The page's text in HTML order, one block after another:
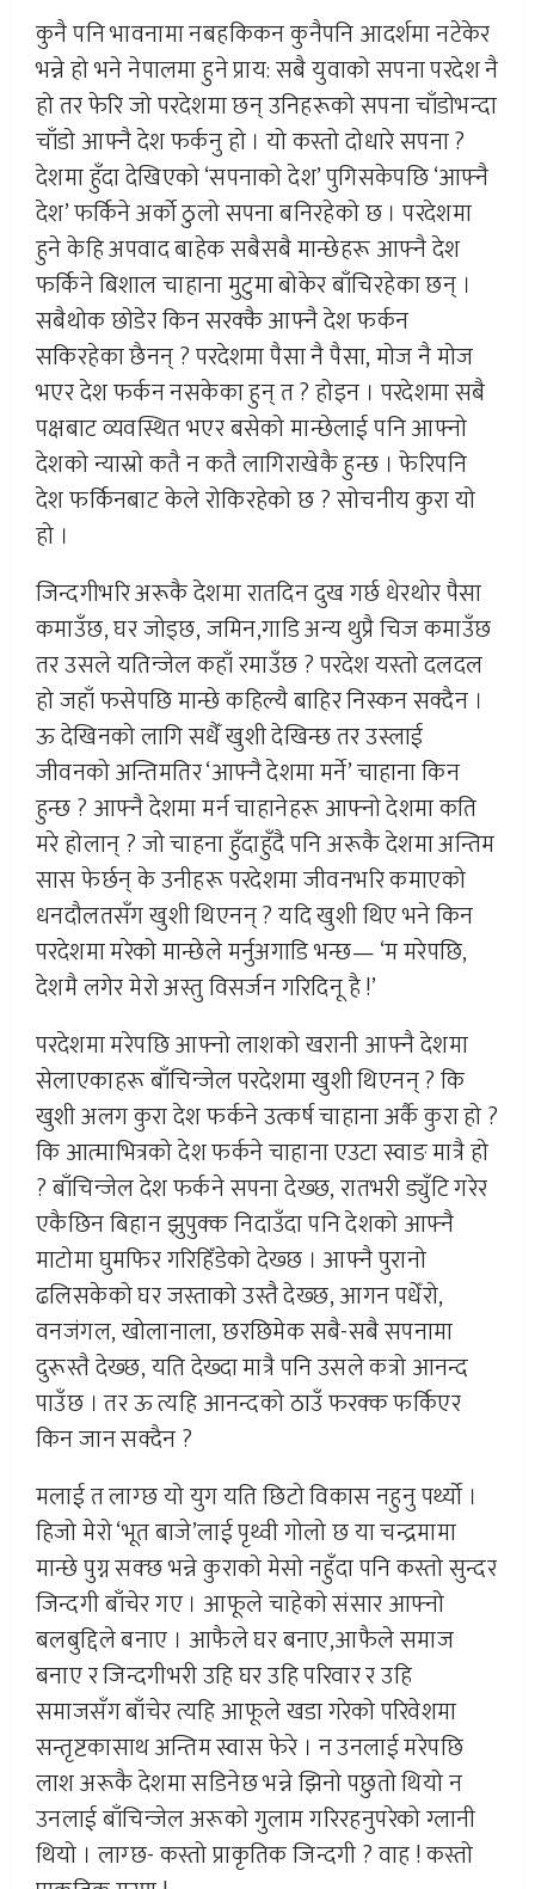
कुनै पनि भावनामा नबहकिकन कुनैपनि आदर्शमा नटेकेर
भन्ने हो भने नेपालमा हुने प्राय: सबै युवाको सपना परदेश नै
हो तर फेरि जो परदेशमा छन् उनिहरूको सपना चाँडाेभन्दा
चाँडाे आफ्नै देश फर्कनु हो । यो कस्तो दोधारे सपना ?
देशमा हुँदा देखिएको ‘सपनाको देश’ पुगिसकेपछि ‘आफ्नै
देश’ फर्किने अर्को ठुलो सपना बनिरहेको छ । परदेशमा
हुने केहि अपवाद बाहेक सबैसबै मान्छेहरू आफ्नै देश
फर्किने बिशाल चाहाना मुटुमा बोकेर बाँचिरहेका छन् ।
सबैथोक छाेडेर किन सरक्कै आफ्नै देश फर्कन
सकिरहेका छैनन् ? परदेशमा पैसा नै पैसा, मोज नै मोज
भएर देश फर्कन नसकेका हुन् त ? होइन । परदेशमा सबै
पक्षबाट व्यवस्थित भएर बसेको मान्छेलाई पनि आफ्नो
देशको न्यास्रो कतै न कतै लागिराखेकै हुन्छ । फेरिपनि
देश फर्किनबाट केले रोकिरहेको छ ? सोचनीय कुरा यो
हो ।
जिन्दगीभरि अरूकै देशमा रातदिन दुख गर्छ धेरथोर पैसा
कमाउँछ, घर जोड्छ, जमिन,गाडि अन्य थुप्रै चिज कमाउँछ
तर उसले यतिन्जेल कहाँ रमाउँछ ? परदेश यस्ताे दलदल
हो जहाँ फसेपछि मान्छे कहिल्यै बाहिर निस्कन सक्दैन ।
ऊ देखिनको लागि सधैँ खुशी देखिन्छ तर उस्लाई
जीवनको अन्तिमतिर ‘आफ्नै देशमा मर्ने’ चाहाना किन
हुन्छ ? आफ्नै देशमा मर्न चाहानेहरू आफ्नो देशमा कति
मरे होलान् ? जो चाहना हुँदाहुँदै पनि अरूकै देशमा अन्तिम
सास फेर्छन् के उनीहरू परदेशमा जीवनभरि कमाएको
धनदौलतसँग खुशी थिएनन् ? यदि खुशी थिए भने किन
परदेशमा मरेको मान्छेले मर्नुअगाडि भन्छ— ‘म मरेपछि,
देशमै लगेर मेरो अस्तु विसर्जन गरिदिनू है !’
परदेशमा मरेपछि आफ्नो लाशको खरानी आफ्नै देशमा
सेलाएकाहरू बाँचिन्जेल परदेशमा खुशी थिएनन् ? कि
खुशी अलग कुरा देश फर्कने उत्कर्ष चाहाना अर्कै कुरा हो ?
कि आत्माभित्रको देश फर्कने चाहाना एउटा स्वाङ मात्रै हो
? बाँचिन्जेल देश फर्कने सपना देख्छ, रातभरी ड्युँटि गरेर
एकैछिन बिहान झुपुक्क निदाउँदा पनि देशको आफ्नै
माटोमा घुमफिर गरिहिँडेको देख्छ । आफ्नै पुरानो
ढलिसकेको घर जस्ताको उस्तै देख्छ, आगन पधेँरो,
वनजंगल, खोलानाला, छरछिमेक सबै-सबै सपनामा
दुरूस्तै देख्छ, यति देख्दा मात्रै पनि उसले कत्रो आनन्द
पाउँछ । तर ऊ त्यहि आनन्दको ठाउँ फरक्क फर्किएर
किन जान सक्दैन ?
मलाई त लाग्छ यो युग यति छिटो विकास नहुनु पर्थ्यो ।
हिजो मेरो ‘भूत बाजे’लाई पृथ्वी गोलो छ या चन्द्रमामा
मान्छे पुग्न सक्छ भन्ने कुराको मेसो नहुँदा पनि कस्तो सुन्दर
जिन्दगी बाँचेर गए । आफूले चाहेको संसार आफ्नो
बलबुद्दिले बनाए । आफैले घर बनाए,आफैले समाज
बनाए र जिन्दगीभरी उहि घर उहि परिवार र उहि
समाजसँग बाँचेर त्यहि आफूले खडा गरेको परिवेशमा
सन्तृष्टकासाथ अन्तिम स्वास फेरे । न उनलाई मरेपछि
लाश अरूकै देशमा सडिनेछ भन्ने झिनो पछुतो थियो न
उनलाई बाँचिन्जेल अरूको गुलाम गरिरहनुपरेको ग्लानी
थियो । लाग्छ- कस्तो प्राकृतिक जिन्दगी ? वाह ! कस्तो